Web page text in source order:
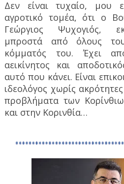
Δεν είναι τυχαίο, μου
αγροτικό τομέα, ότι ο
Γεώργιος Ψυχογιός,
μπροστά από όλους
κόμματός του. Έχει
αεικίνητος και
αυτό που κάνει. Είναι
ιδεολόγος χωρίς
προβλήματα των
και στην Κορινθία…